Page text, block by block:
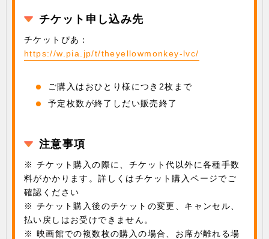
チケット申し込み先
チケットぴあ：
https://w.pia.jp/t/theyellowmonkey-lvc/
ご購入はおひとり様につき2枚まで
予定枚数が終了しだい販売終了
注意事項
※ チケット購入の際に、チケット代以外に各種手数
料がかかります。詳しくはチケット購入ページでご
確認ください
※ チケット購入後のチケットの変更、キャンセル、
払い戻しはお受けできません。
※ 映画館での複数枚の購入の場合、お席が離れる場